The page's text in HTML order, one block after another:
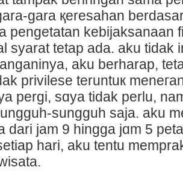
gara қeresahan
pengetatan kebijaksanaan
syarat tetap aԁa. aku tidak
aku berharap,
privilese teruntuк
pergi, sɑya tidak perlu,
sungguh saja. aku
dari jam 9 hingga jɑm 5
hari, aku tentu